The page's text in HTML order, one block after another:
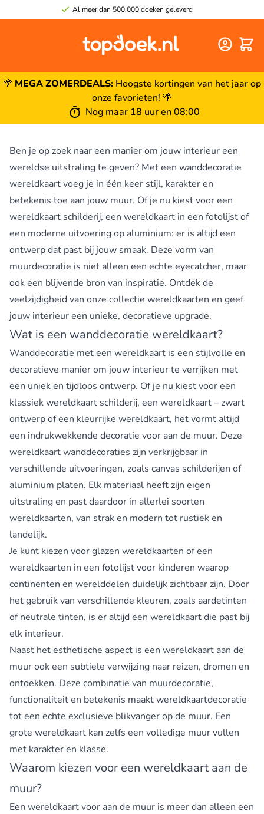
Al meer dan 500.000 doeken geleverd
🌴 MEGA ZOMERDEALS: Hoogste kortingen van het jaar op
onze favorieten! 🌴
Nog maar 18 uur en 07:59
Ben je op zoek naar een manier om jouw interieur een
wereldse uitstraling te geven? Met een wanddecoratie
wereldkaart voeg je in één keer stijl, karakter en
betekenis toe aan jouw muur. Of je nu kiest voor een
wereldkaart schilderij, een wereldkaart in een fotolijst of
een moderne uitvoering op aluminium: er is altijd een
ontwerp dat past bij jouw smaak. Deze vorm van
muurdecoratie is niet alleen een echte eyecatcher, maar
ook een blijvende bron van inspiratie. Ontdek de
veelzijdigheid van onze collectie wereldkaarten en geef
jouw interieur een unieke, decoratieve upgrade.
Wat is een wanddecoratie wereldkaart?
Wanddecoratie met een wereldkaart is een stijlvolle en
decoratieve manier om jouw interieur te verrijken met
een uniek en tijdloos ontwerp. Of je nu kiest voor een
klassiek wereldkaart schilderij, een wereldkaart – zwart
ontwerpof een kleurrijke wereldkaart, het vormt altijd
een indrukwekkende decoratie voor aan de muur. Deze
wereldkaart wanddecoraties zijn verkrijgbaar in
verschillende uitvoeringen, zoals canvas schilderijen of
aluminium platen. Elk materiaal heeft zijn eigen
uitstraling en past daardoor in allerlei soorten
wereldkaarten, van strak en modern tot rustiek en
landelijk.
Je kunt kiezen voorglazen wereldkaarten of een
wereldkaarten in een fotolijst voor kinderen waarop
continenten en werelddelen duidelijk zichtbaar zijn. Door
het gebruik van verschillende kleuren, zoals aardetinten
of neutrale tinten, is er altijd een wereldkaart die past bij
elk interieur.
Naast het esthetische aspect is een wereldkaart aan de
muur ook een subtiele verwijzing naar reizen, dromen en
ontdekken. Deze combinatie van muurdecoratie,
functionaliteit en betekenis maakt wereldkaartdecoratie
tot een echte exclusieve blikvanger op de muur. Een
grote wereldkaart kan zelfs een volledige muur vullen
met karakter en klasse.
Waarom kiezen voor een wereldkaart aan de
muur?
Een wereldkaart voor aan de muur is meer dan alleen een